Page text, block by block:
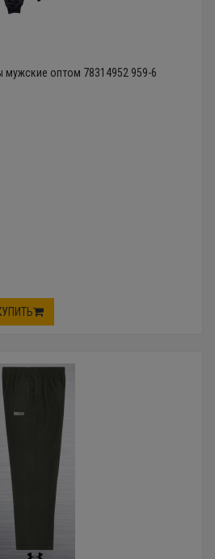
мужские оптом 78314952 959-6